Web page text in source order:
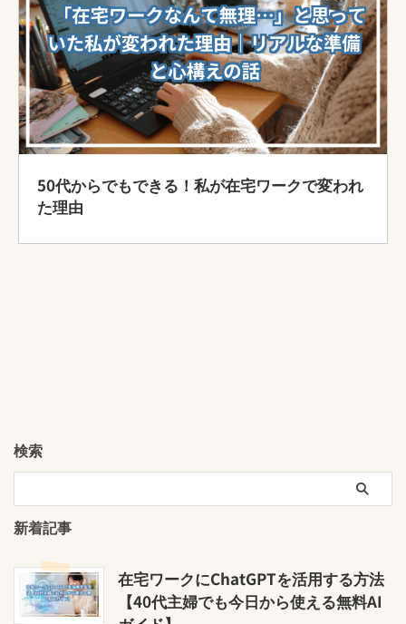
50代からでもできる！私が在宅ワークで変われ
た理由
検索
新着記事
在宅ワークにChatGPTを活用する方法
【40代主婦でも今日から使える無料AI